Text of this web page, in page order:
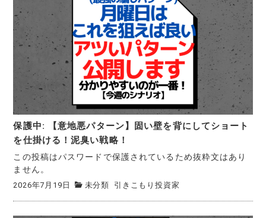
保護中: 【意地悪パターン】固い壁を背にしてショート
を仕掛ける！泥臭い戦略！
この投稿はパスワードで保護されているため抜粋文はあり
ません。
2026年7月19日 未分類 引きこもり投資家